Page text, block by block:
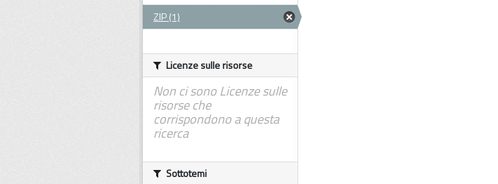
ZIP (1)
Licenze sulle risorse
Non ci sono Licenze sulle
risorse che
corrispondono a questa
ricerca
Sottotemi